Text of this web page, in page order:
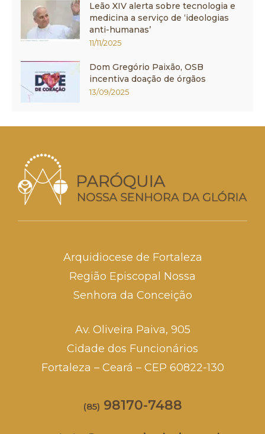
Leão XIV alerta sobre tecnologia e
medicina a serviço de ‘ideologias
anti-humanas’
11/11/2025
Dom Gregório Paixão, OSB
incentiva doação de órgãos
13/09/2025
Arquidiocese de Fortaleza
Região Episcopal Nossa
Senhora da Conceição
Av. Oliveira Paiva, 905
Cidade dos Funcionários
Fortaleza – Ceará – CEP 60822-130
(85) 98170-7488